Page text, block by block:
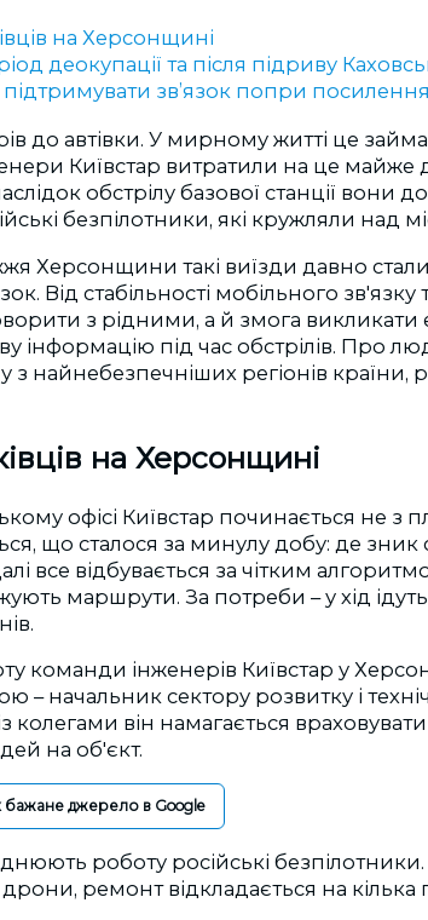
на Херсонщині
деокупації та після підриву
зв’язок попри посилення
до автівки. У мирному житті це
Київстар витратили на це майже
обстрілу базової станції вони
безпілотники, які кружляли над
Херсонщини такі виїзди давно
Від стабільності мобільного
з рідними, а й змога викликати
інформацію під час обстрілів. Про
найнебезпечніших регіонів країни,
на Херсонщині
офісі Київстар починається не з
що сталося за минулу добу: де зник
все відбувається за чітким
маршрути. За потреби – у хід
команди інженерів Київстар у
– начальник сектору розвитку і
колегами він намагається
на об'єкт.
бажане джерело в Google
роботу російські
ремонт відкладається на кілька